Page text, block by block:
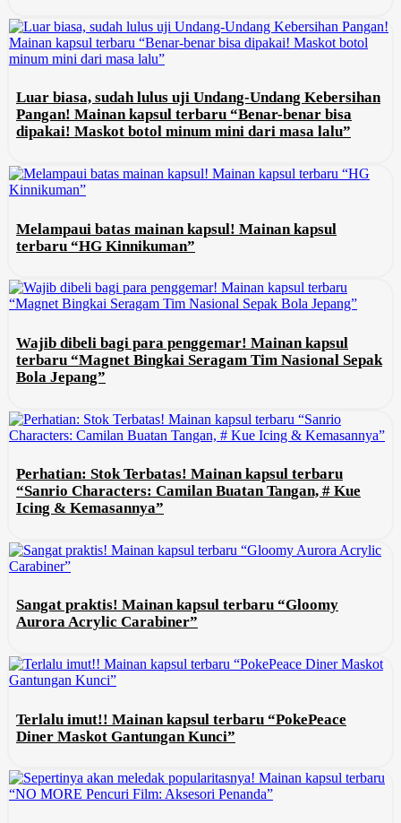
Luar biasa, sudah lulus uji Undang-Undang Kebersihan
Pangan! Mainan kapsul terbaru “Benar-benar bisa
dipakai! Maskot botol minum mini dari masa lalu”
Melampaui batas mainan kapsul! Mainan kapsul
terbaru “HG Kinnikuman”
Wajib dibeli bagi para penggemar! Mainan kapsul
terbaru “Magnet Bingkai Seragam Tim Nasional Sepak
Bola Jepang”
Perhatian: Stok Terbatas! Mainan kapsul terbaru
“Sanrio Characters: Camilan Buatan Tangan, # Kue
Icing & Kemasannya”
Sangat praktis! Mainan kapsul terbaru “Gloomy
Aurora Acrylic Carabiner”
Terlalu imut!! Mainan kapsul terbaru “PokePeace
Diner Maskot Gantungan Kunci”